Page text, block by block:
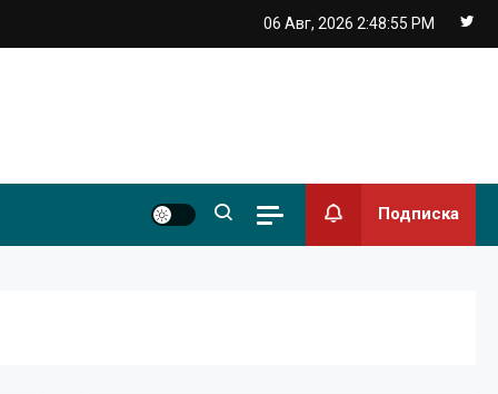
06 Авг, 2026 2:48:56 PM
Подписка